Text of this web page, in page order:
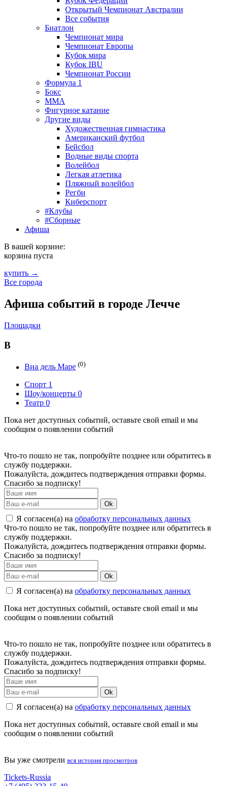
Открытый Чемпионат Австралии
Все события
Биатлон
Чемпионат мира
Чемпионат Европы
Кубок мира
Кубок IBU
Чемпионат России
Формула 1
Бокс
MMA
Фигурное катание
Другие виды
Художественная гимнастика
Американский футбол
Бейсбол
Водные виды спорта
Волейбол
Легкая атлетика
Пляжный волейбол
Регби
Киберспорт
#Клубы
#Сборные
Афиша
В вашей корзине:
корзина пуста
купить →
Все города
Афиша событий в городе Лечче
Площадки
В
Виа дель Маре (0)
Спорт 1
Шоу/концерты 0
Театр 0
Пока нет доступных событий, оставьте свой email и мы
сообщим о появлении событий
Что-то пошло не так, попробуйте позднее или обратитесь в
службу поддержки.
Пожалуйста, дождитесь подтверждения отправки формы.
Спасибо за подписку!
Ok
Я согласен(а) на обработку персональных данных
Что-то пошло не так, попробуйте позднее или обратитесь в
службу поддержки.
Пожалуйста, дождитесь подтверждения отправки формы.
Спасибо за подписку!
Ok
Я согласен(а) на обработку персональных данных
Пока нет доступных событий, оставьте свой email и мы
сообщим о появлении событий
Что-то пошло не так, попробуйте позднее или обратитесь в
службу поддержки.
Пожалуйста, дождитесь подтверждения отправки формы.
Спасибо за подписку!
Ok
Я согласен(а) на обработку персональных данных
Пока нет доступных событий, оставьте свой email и мы
сообщим о появлении событий
Вы уже смотрели вся история просмотров
Tickets-Russia